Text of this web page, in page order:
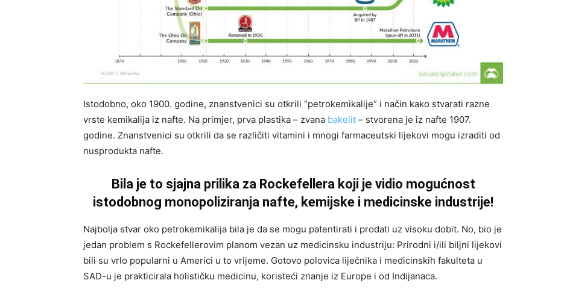
Istodobno, oko 1900. godine, znanstvenici su otkrili “petrokemikalije” i način kako stvarati razne
vrste kemikalija iz nafte. Na primjer, prva plastika – zvana bakelit – stvorena je iz nafte 1907.
godine. Znanstvenici su otkrili da se različiti vitamini i mnogi farmaceutski lijekovi mogu izraditi od
nusprodukta nafte.
Bila je to sjajna prilika za Rockefellera koji je vidio mogućnost
istodobnog monopoliziranja nafte, kemijske i medicinske industrije!
Najbolja stvar oko petrokemikalija bila je da se mogu patentirati i prodati uz visoku dobit. No, bio je
jedan problem s Rockefellerovim planom vezan uz medicinsku industriju: Prirodni i/ili biljni lijekovi
bili su vrlo popularni u Americi u to vrijeme. Gotovo polovica liječnika i medicinskih fakulteta u
SAD-u je prakticirala holističku medicinu, koristeći znanje iz Europe i od Indijanaca.